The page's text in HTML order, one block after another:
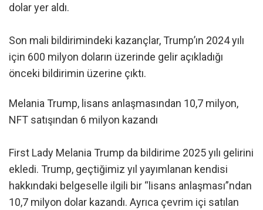
dolar yer aldı.
Son mali bildirimindeki kazançlar, Trump’ın 2024 yılı
için 600 milyon doların üzerinde gelir açıkladığı
önceki bildirimin üzerine çıktı.
Melania Trump, lisans anlaşmasından 10,7 milyon,
NFT satışından 6 milyon kazandı
First Lady Melania Trump da bildirime 2025 yılı gelirini
ekledi. Trump, geçtiğimiz yıl yayımlanan kendisi
hakkındaki belgeselle ilgili bir “lisans anlaşması”ndan
10,7 milyon dolar kazandı. Ayrıca çevrim içi satılan